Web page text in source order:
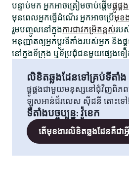
បន្ទាប់មក អ្នកអាចត្រៀមចាប់ផ្តើមផ្គូផ្គង
មុនពេលអ្នកធ្វើដំណើរ អ្នកអាចប្រើមុខ
រួមបញ្ចូលនៅក្នុងការជាវកម្រិតខ្ពស់រប
អនុញ្ញាតឲ្យអ្នកប្តូរទីតាំងរបស់អ្នក និង
នៅក្នុងទីក្រុង ឬទីប្រជុំជនមួយផ្សេងទ
លិខិតឆ្លងដែនទៅគ្រប់ទីតាំង
ផ្គូផ្គងជាមួយមនុស្សនៅជុំវិញពិភ
ឡូសអាន់ជ័រលេស ស៊ីដនី តោះទៅ
ទីតាំងបច្ចុប្បន្ន: វ៉ូខេក
តើមុខងារលិខិតឆ្លងដែនគឺជាអ្